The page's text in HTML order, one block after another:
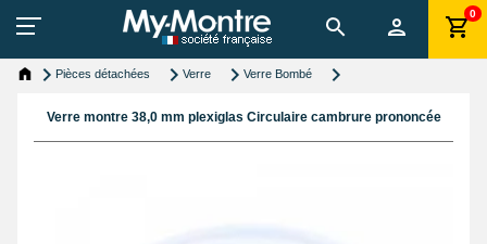
0
Pièces détachées Verre Verre Bombé
Verre montre 38,0 mm plexiglas Circulaire cambrure prononcée